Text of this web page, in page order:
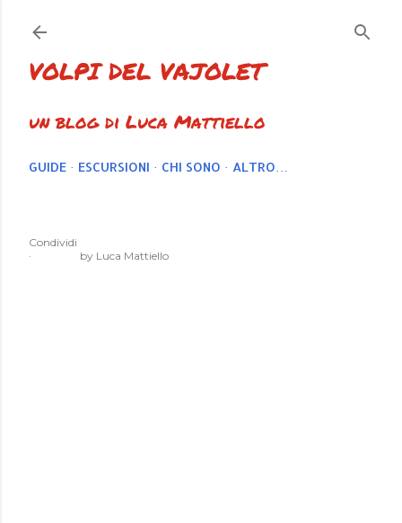
VOLPI DEL VAJOLET
un blog di Luca Mattiello
GUIDE ESCURSIONI CHI SONO ALTRO…
Condividi
by Luca Mattiello